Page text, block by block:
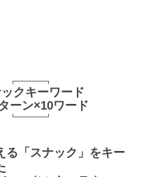
クキーワード
ーン×10ワード
る「スナック」をキー